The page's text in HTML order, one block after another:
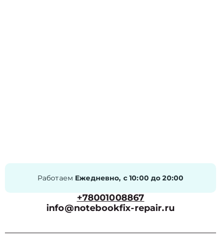
Работаем Ежедневно, с 10:00 до 20:00
+78001008867
info@notebookfix-repair.ru